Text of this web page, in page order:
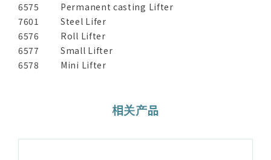
6575
Permanent casting Lifter
7601
Steel Lifer
6576
Roll Lifter
6577
Small Lifter
6578
Mini Lifter
相关产品